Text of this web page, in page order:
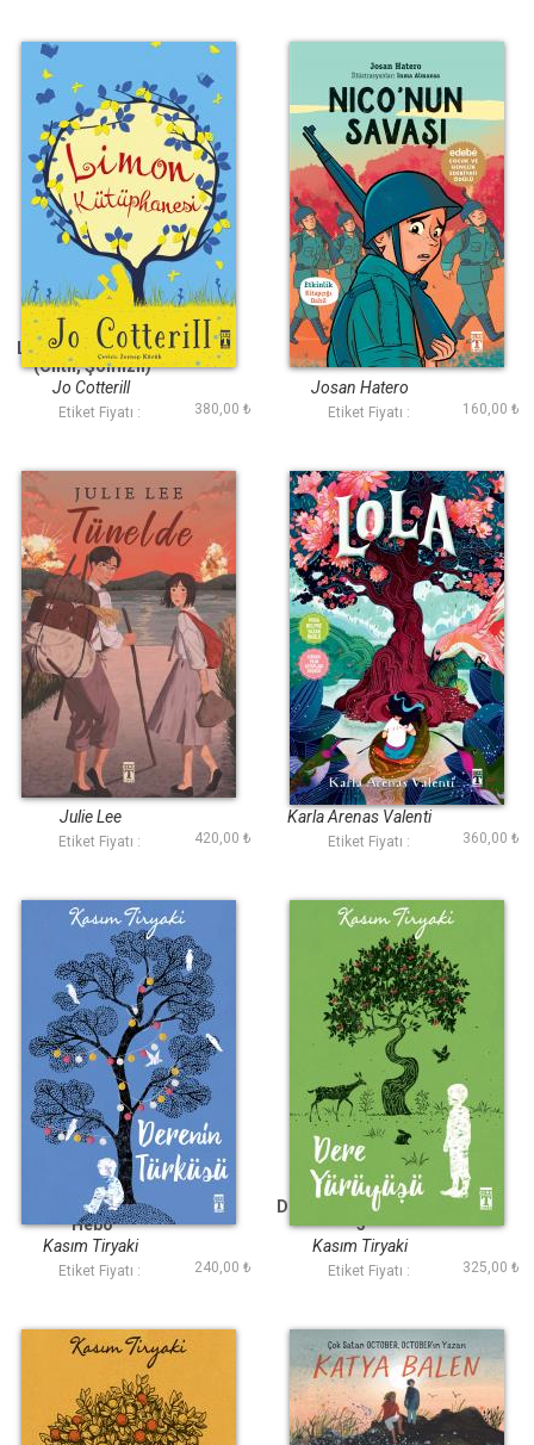
Limon Kütüphanesi
(Ciltli, Şömizli)
Jo Cotterill
Etiket Fiyatı : 380,00 ₺
Niconun Savaşı
Josan Hatero
Etiket Fiyatı : 160,00 ₺
Tünelde
Julie Lee
Etiket Fiyatı : 420,00 ₺
Lola
Karla Arenas Valenti
Etiket Fiyatı : 360,00 ₺
Derenin Türküsü -
Hebo
Kasım Tiryaki
Etiket Fiyatı : 240,00 ₺
Dere Yürüyüşü - Hebo
3
Kasım Tiryaki
Etiket Fiyatı : 325,00 ₺